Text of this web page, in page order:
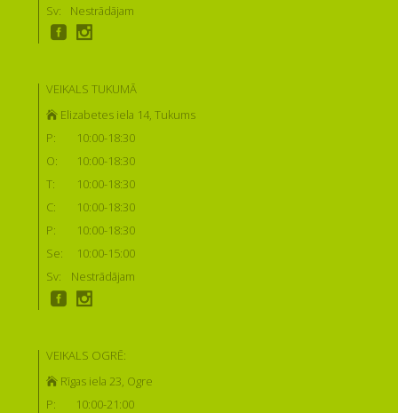
Sv:
Nestrādājam
VEIKALS TUKUMĀ
Elizabetes iela 14, Tukums
P:
10:00-18:30
O:
10:00-18:30
T:
10:00-18:30
C:
10:00-18:30
P:
10:00-18:30
Se:
10:00-15:00
Sv:
Nestrādājam
VEIKALS OGRĒ:
Rīgas iela 23, Ogre
P:
10:00-21:00